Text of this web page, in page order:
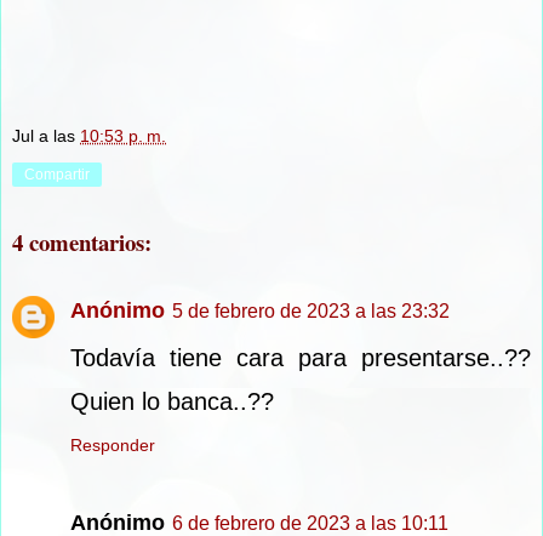
Jul a las 10:53 p. m.
Compartir
4 comentarios:
Anónimo 5 de febrero de 2023 a las 23:32
Todavía tiene cara para presentarse..??
Quien lo banca..??
Responder
Anónimo 6 de febrero de 2023 a las 10:11